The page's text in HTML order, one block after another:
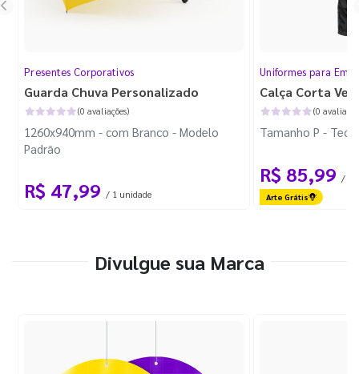
Presentes Corporativos
Guarda Chuva Personalizado
(0 avaliações)
1260x940mm - com Branco - Modelo
Padrão
R$ 47,99 / 1 unidade
Uniformes para
Calça Corta
(0
Tamanho P -
R$ 85,99 / 1
Arte Grátis
Divulgue sua Marca